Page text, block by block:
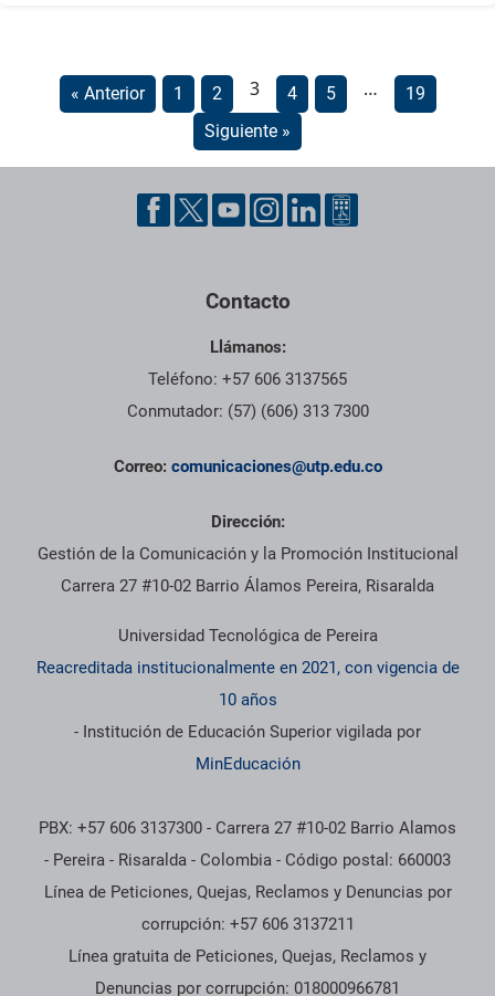
« Anterior 1 2 3 4 5 …
19
Siguiente »
Contacto
Llámanos:
Teléfono: +57 606 3137565
Conmutador: (57) (606) 313 7300
Correo: comunicaciones@utp.edu.co
Dirección:
Gestión de la Comunicación y la Promoción Institucional
Carrera 27 #10-02 Barrio Álamos Pereira, Risaralda
Universidad Tecnológica de Pereira
Reacreditada institucionalmente en 2021, con vigencia de
10 años
- Institución de Educación Superior vigilada por
MinEducación
PBX: +57 606 3137300 - Carrera 27 #10-02 Barrio Alamos
- Pereira - Risaralda - Colombia - Código postal: 660003
Línea de Peticiones, Quejas, Reclamos y Denuncias por
corrupción: +57 606 3137211
Línea gratuita de Peticiones, Quejas, Reclamos y
Denuncias por corrupción: 018000966781